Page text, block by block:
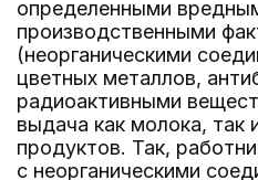
определенными
производственными
(неорганическими
цветных металлов,
радиоактивными
выдача как молока, так
продуктов. Так,
с неорганическими